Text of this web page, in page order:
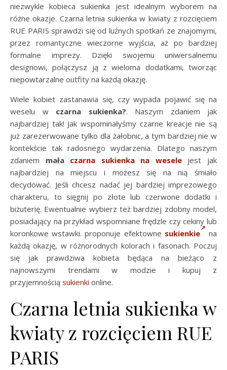
niezwykle kobieca sukienka jest idealnym wyborem na
różne okazje. Czarna letnia sukienka w kwiaty z rozcięciem
RUE PARIS sprawdzi się od luźnych spotkań ze znajomymi,
przez romantyczne wieczorne wyjścia, aż po bardziej
formalne imprezy. Dzięki swojemu uniwersalnemu
designowi, połączysz ją z wieloma dodatkami, tworząc
niepowtarzalne outfity na każdą okazję.
Wiele kobiet zastanawia się, czy wypada pojawić się na
weselu w czarna sukienka?. Naszym zdaniem jak
najbardziej tak! Jak wspominałyśmy czarne kreacje nie są
już zarezerwowane tylko dla żałobnic, a tym bardziej nie w
kontekście tak radosnego wydarzenia. Dlatego naszym
zdaniem mała czarna sukienka na weselejest jak
najbardziej na miejscu i możesz się na nią śmiało
decydować. Jeśli chcesz nadać jej bardziej imprezowego
charakteru, to sięgnij po złote lub czerwone dodatki i
biżuterię. Ewentualnie wybierz też bardziej zdobny model,
posiadający na przykład wspomniane frędzle czy cekiny lub
koronkowe wstawki. proponuje efektowne sukienkie
na
każdą okazję, w różnorodnych kolorach i fasonach. Poczuj
się jak prawdziwa kobieta będąca na bieżąco z
najnowszymi trendami w modzie i kupuj z
przyjemnością sukienki online.
Czarna letnia sukienka w
kwiaty z rozcięciem RUE
PARIS